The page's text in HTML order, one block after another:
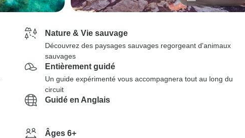
Nature & Vie sauvage
Découvrez des paysages sauvages regorgeant d'animaux
sauvages
Entièrement guidé
Un guide expérimenté vous accompagnera tout au long du
circuit
Guidé en Anglais
Âges 6+